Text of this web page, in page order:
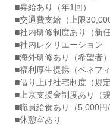
■昇給あり（年1回）
■交通費支給（上限30,000
■社内研修制度あり（新
■社内レクリエーション
■海外研修あり（希望者）
■福利厚生提携（ベネフ
■借り上げ社宅制度（規
■上京支援金制度あり（規
■職員給食あり（5,000円/
■休憩室あり